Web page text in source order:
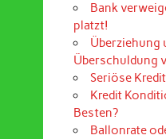
Bank
platzt!
Überziehung
Überschuldung
Seriöse
Kredit
Besten?
Ballonrate